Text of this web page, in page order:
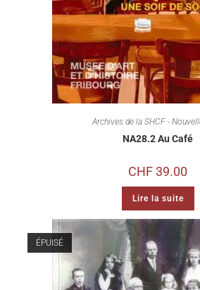
Archives de la SHCF -
NA28.2 Au Café
CHF39.00
Lire la suite
ÉPUISÉ